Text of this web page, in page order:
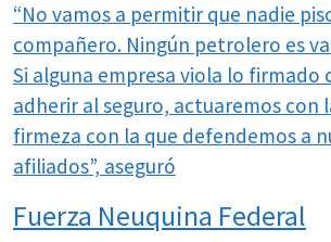
“No vamos a permitir que nadie
compañero. Ningún petrolero es
Si alguna empresa viola lo firmado
adherir al seguro, actuaremos con
firmeza con la que defendemos a
afiliados”, aseguró
Fuerza Neuquina Federal